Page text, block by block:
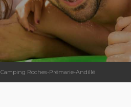
Camping Roches-Prémarie-Andillé